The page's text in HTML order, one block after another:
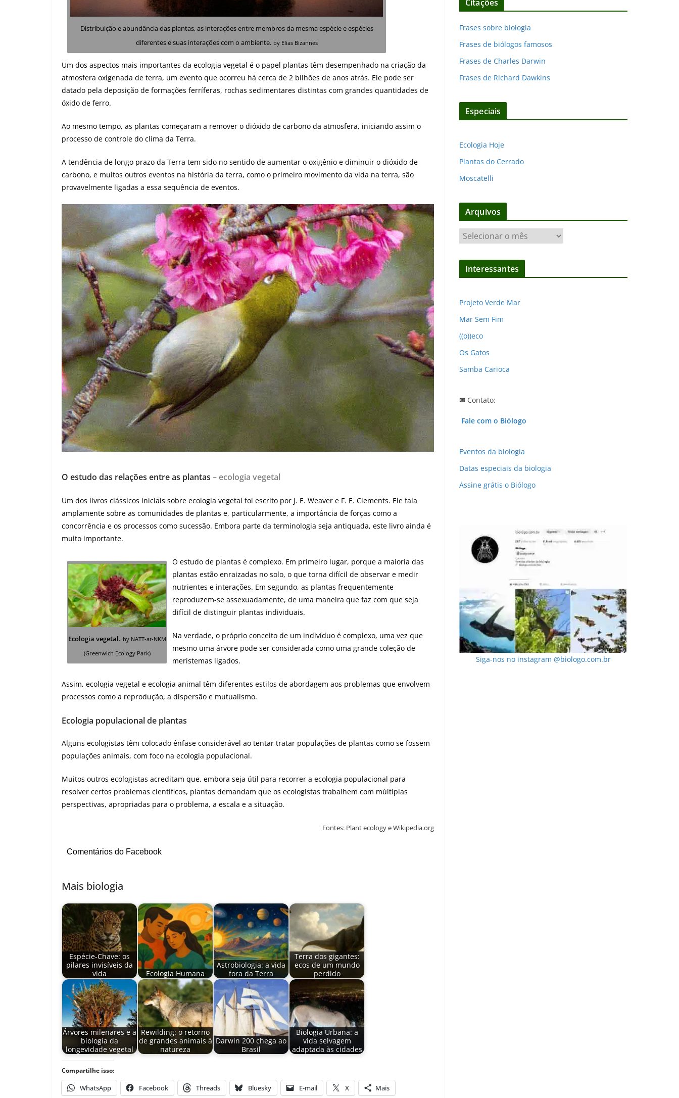
Distribuição e abundância das plantas, as interações entre membros da mesma espécie e espécies
diferentes e suas interações com o ambiente. by Elias Bizannes
Um dos aspectos mais importantes da ecologia vegetal é o papel plantas têm desempenhado na criação da
atmosfera oxigenada de terra, um evento que ocorreu há cerca de 2 bilhões de anos atrás. Ele pode ser
datado pela deposição de formações ferríferas, rochas sedimentares distintas com grandes quantidades de
óxido de ferro.
Ao mesmo tempo, as plantas começaram a remover o dióxido de carbono da atmosfera, iniciando assim o
processo de controle do clima da Terra.
A tendência de longo prazo da Terra tem sido no sentido de aumentar o oxigênio e diminuir o dióxido de
carbono, e muitos outros eventos na história da terra, como o primeiro movimento da vida na terra, são
provavelmente ligadas a essa sequência de eventos.
O estudo das relações entre as plantas – ecologia vegetal
Um dos livros clássicos iniciais sobre ecologia vegetal foi escrito por J. E. Weaver e F. E. Clements. Ele fala
amplamente sobre as comunidades de plantas e, particularmente, a importância de forças como a
concorrência e os processos como sucessão. Embora parte da terminologia seja antiquada, este livro ainda é
muito importante.
Ecologia vegetal. by NATT-at-NKM
(Greenwich Ecology Park)
O estudo de plantas é complexo. Em primeiro lugar, porque a maioria das
plantas estão enraizadas no solo, o que torna difícil de observar e medir
nutrientes e interações. Em segundo, as plantas frequentemente
reproduzem-se assexuadamente, de uma maneira que faz com que seja
difícil de distinguir plantas individuais.
Na verdade, o próprio conceito de um indivíduo é complexo, uma vez que
mesmo uma árvore pode ser considerada como uma grande coleção de
meristemas ligados.
Assim, ecologia vegetal e ecologia animal têm diferentes estilos de abordagem aos problemas que envolvem
processos como a reprodução, a dispersão e mutualismo.
Ecologia populacional de plantas
Alguns ecologistas têm colocado ênfase considerável ao tentar tratar populações de plantas como se fossem
populações animais, com foco na ecologia populacional.
Muitos outros ecologistas acreditam que, embora seja útil para recorrer a ecologia populacional para
resolver certos problemas científicos, plantas demandam que os ecologistas trabalhem com múltiplas
perspectivas, apropriadas para o problema, a escala e a situação.
Fontes: Plant ecologyeWikipedia.org
Comentários do Facebook
Mais biologia
Espécie-Chave: os
pilares invisíveis da
vida
Ecologia Humana
Astrobiologia: a vida
fora da Terra
Terra dos gigantes:
ecos de um mundo
perdido
Árvores milenares e a
biologia da
longevidade vegetal
Rewilding: o retorno
de grandes animais à
natureza
Darwin 200 chega ao
Brasil
Biologia Urbana: a
vida selvagem
adaptada às cidades
Compartilhe isso:
WhatsApp Facebook Threads Bluesky E-mail X Mais
Citações
Frases sobre biologia
Frases de biólogos famosos
Frases de Charles Darwin
Frases de Richard Dawkins
Especiais
Ecologia Hoje
Plantas do Cerrado
Moscatelli
Arquivos
r
q
s
Interessantes
Projeto Verde Mar
Mar Sem Fim
((o))eco
Os Gatos
Samba Carioca
✉ Contato:
Fale com o Biólogo
Eventos da biologia
Datas especiais da biologia
Assine grátis o Biólogo
Siga-nos no instagram @biologo.com.br